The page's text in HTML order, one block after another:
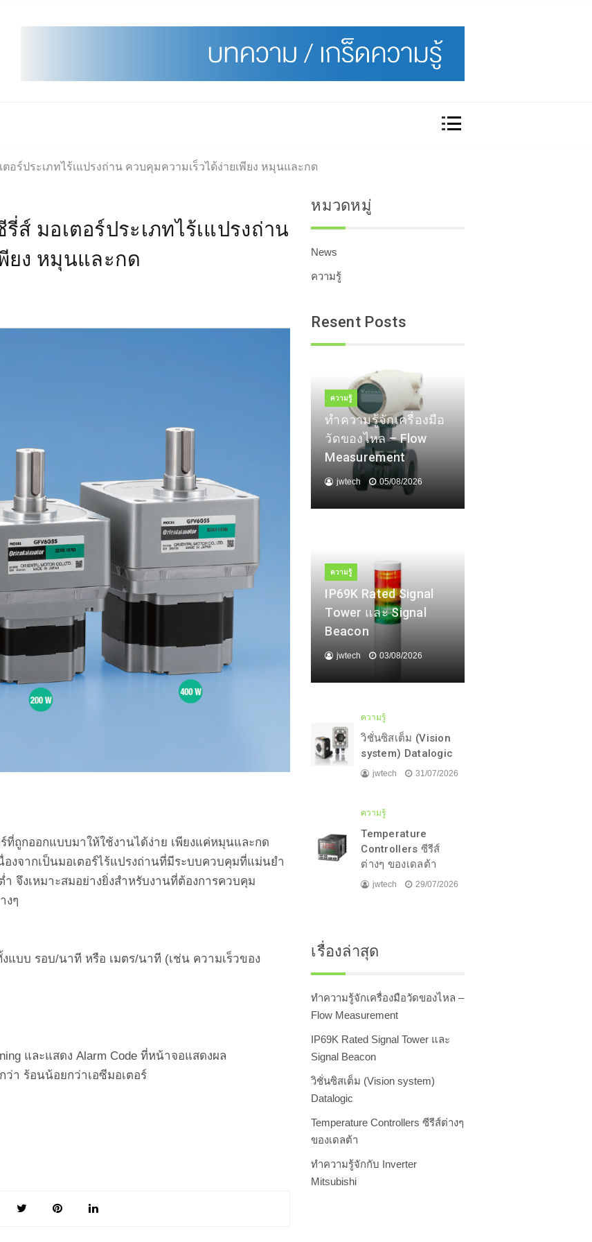
ตอร์ประเภทไร้เแปรงถ่าน ควบคุมความเร็วได้ง่ายเพียง หมุนและกด
ส์ มอเตอร์ประเภทไร้เแปรงถ่าน
ยง หมุนและกด
ที่ถูกออกแบบมาให้ใช้งานได้ง่าย เพียงแค่หมุนและกด
งจากเป็นมอเตอร์ไร้แปรงถ่านที่มีระบบควบคุมที่แม่นยำ
จึงเหมาะสมอย่างยิ่งสำหรับงานที่ต้องการควบคุม
งๆ
บบ รอบ/นาที หรือ เมตร/นาที (เช่น ความเร็วของ
และแสดง Alarm Code ที่หน้าจอแสดงผล
ว่า ร้อนน้อยกว่าเอซีมอเตอร์
หมวดหมู่
News
ความรู้
Resent Posts
ความรู้
ทำความรู้จักเครื่องมือ
วัดของไหล – Flow
Measurement
jwtech 05/08/2026
ความรู้
IP69K Rated Signal
Tower และ Signal
Beacon
jwtech 03/08/2026
ความรู้
วิชั่นซิสเต็ม (Vision
system) Datalogic
jwtech 31/07/2026
ความรู้
Temperature
Controllers ซีรีส์
ต่างๆ ของเดลต้า
jwtech 29/07/2026
เรื่องล่าสุด
ทำความรู้จักเครื่องมือวัดของไหล –
Flow Measurement
IP69K Rated Signal Tower และ
Signal Beacon
วิชั่นซิสเต็ม (Vision system)
Datalogic
Temperature Controllers ซีรีส์ต่างๆ
ของเดลต้า
ทำความรู้จักกับ Inverter
Mitsubishi